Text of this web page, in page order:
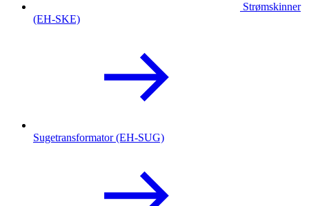
Strømskinner
(EH-SKE)
Sugetransformator (EH-SUG)